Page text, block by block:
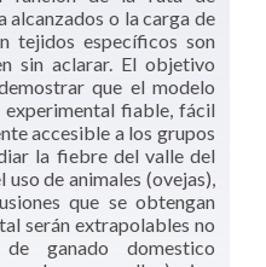
alcanzados o la carga de
tejidos específicos son
sin aclarar. El objetivo
que el modelo
experimental fiable, fácil
accesible a los grupos
la fiebre del valle del
uso de animales (ovejas),
que se obtengan
serán extrapolables no
ganado domestico